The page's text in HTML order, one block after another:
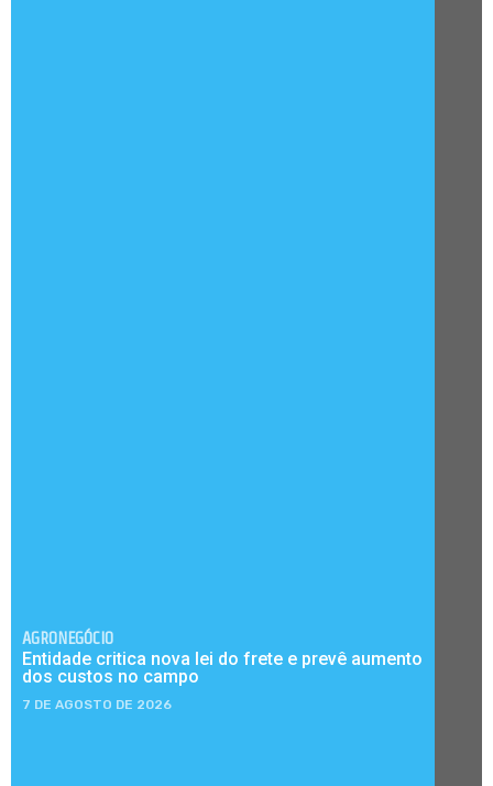
AGRONEGÓCIO
Entidade critica nova lei do frete e prevê aumento
dos custos no campo
7 DE AGOSTO DE 2026